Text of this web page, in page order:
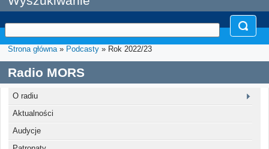
Strona główna» Podcasty » Rok 2022/23
Radio MORS
O radiu
Aktualności
Audycje